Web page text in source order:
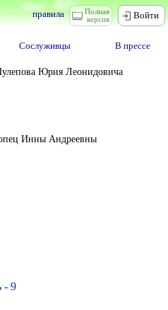
Полная
версия
правила Войти
Сослуживцы В прессе
Юрия Леонидовича
Инны Андреевны
- 9